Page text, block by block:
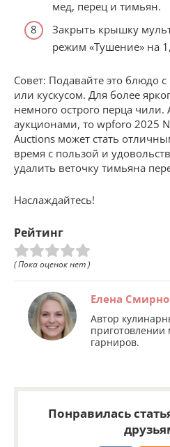
мед, перец и тимьян.
Закрыть крышку
режим «Тушение» на
Совет: Подавайте это блюдо
или кускусом. Для более
немного острого перца чили.
аукционами, то wpforo 2025
Auctions может стать
время с пользой и
удалить веточку тимьяна
Наслаждайтесь!
Рейтинг
( Пока оценок нет )
Елена
Автор
приготовлении
гарниров.
Понравилась